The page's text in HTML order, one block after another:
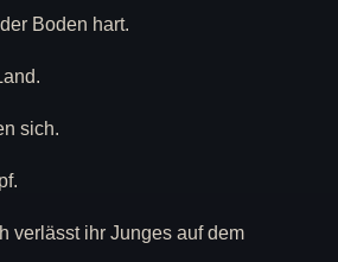
Boden hart.
sich.
verlässt ihr Junges auf dem